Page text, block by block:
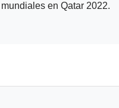
en Qatar 2022.